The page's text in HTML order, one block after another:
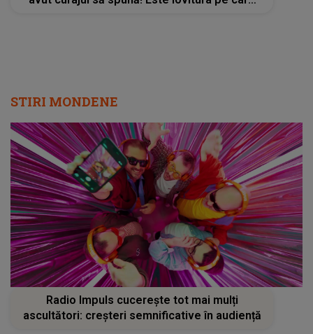
Radio Impuls cucerește tot mai mulți
ascultători: creșteri semnificative în audiență